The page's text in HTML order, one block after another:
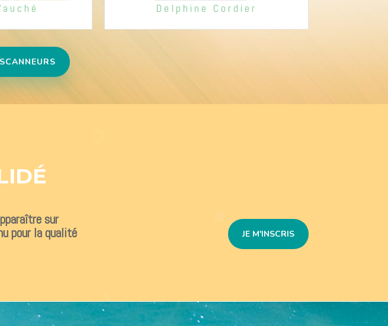
Delphine Cordier
sur
pour la qualité
JE M'INSCRIS